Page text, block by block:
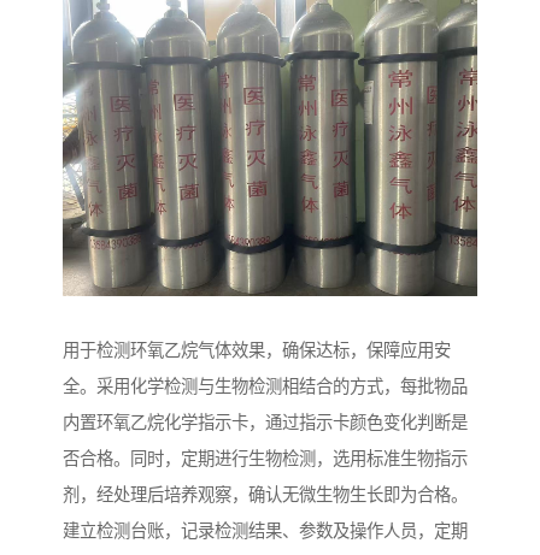
用于检测环氧乙烷气体效果，确保达标，保障应用安
全。采用化学检测与生物检测相结合的方式，每批物品
内置环氧乙烷化学指示卡，通过指示卡颜色变化判断是
否合格。同时，定期进行生物检测，选用标准生物指示
剂，经处理后培养观察，确认无微生物生长即为合格。
建立检测台账，记录检测结果、参数及操作人员，定期